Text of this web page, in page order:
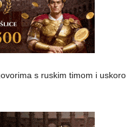
s ruskim timom i uskoro